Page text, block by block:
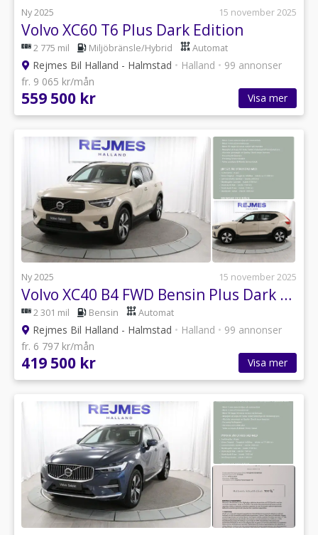
Ny 2025 15 november 2025
Volvo XC60 T6 Plus Dark Edition
2 775 mil Miljöbränsle/Hybrid Automat
Rejmes Bil Halland - Halmstad • Halland • 99 annonser
fr. 9 065 kr/mån
559 500 kr Visa mer
Ny 2025 15 november 2025
Volvo XC40 B4 FWD Bensin Plus Dark |Drag |Kamera |Elstol
2 301 mil Bensin Automat
Rejmes Bil Halland - Halmstad • Halland • 99 annonser
fr. 6 797 kr/mån
419 500 kr Visa mer